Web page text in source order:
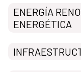
ENERGÍA
ENERGÉTICA